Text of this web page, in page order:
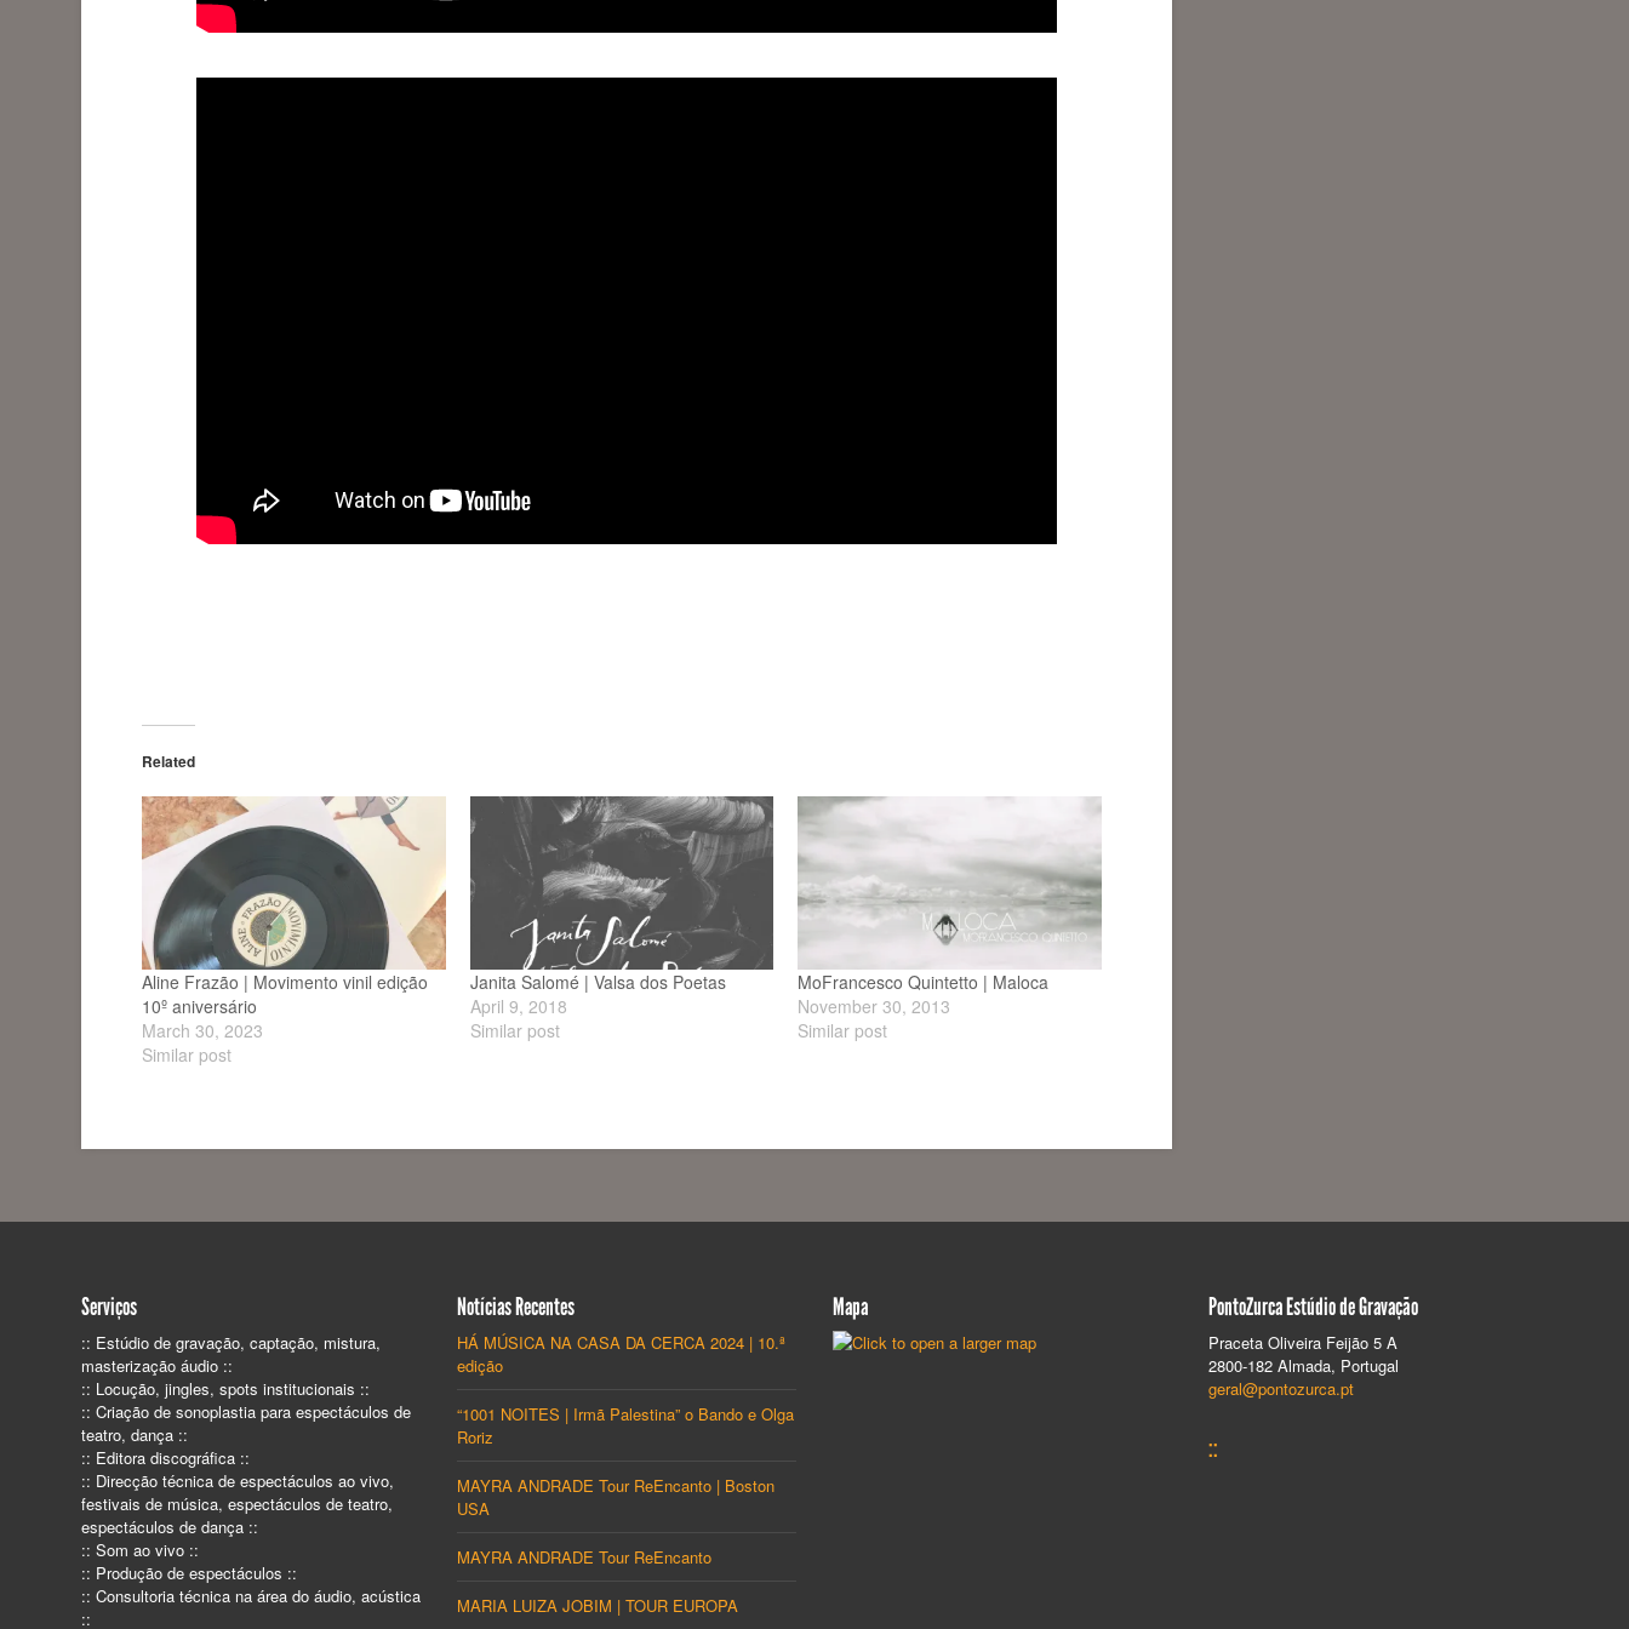
Related
Aline Frazão | Movimento vinil edição
10º aniversário
March 30, 2023
Similar post
Janita Salomé | Valsa dos Poetas
April 9, 2018
Similar post
MoFrancesco Quintetto | Maloca
November 30, 2013
Similar post
Serviços
:: Estúdio de gravação, captação, mistura,
masterização áudio ::
:: Locução, jingles, spots institucionais ::
:: Criação de sonoplastia para espectáculos de
teatro, dança ::
:: Editora discográfica ::
:: Direcção técnica de espectáculos ao vivo,
festivais de música, espectáculos de teatro,
espectáculos de dança ::
:: Som ao vivo ::
:: Produção de espectáculos ::
:: Consultoria técnica na área do áudio, acústica
::
Notícias Recentes
HÁ MÚSICA NA CASA DA CERCA 2024 | 10.ª
edição
“1001 NOITES | Irmã Palestina” o Bando e Olga
Roriz
MAYRA ANDRADE Tour ReEncanto | Boston
USA
MAYRA ANDRADE Tour ReEncanto
MARIA LUIZA JOBIM | TOUR EUROPA
Mapa PontoZurca Estúdio de Gravação
Praceta Oliveira Feijão 5 A
2800-182 Almada, Portugal
geral@pontozurca.pt
::